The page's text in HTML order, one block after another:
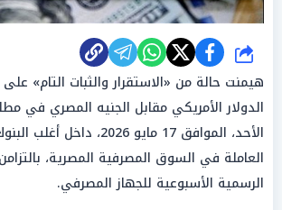
شارك
هيمنت حالة من «الاستقرار والثبات التام»
الدولار الأمريكي مقابل الجنيه المصري في
الأحد، الموافق 17 مايو 2026،
العاملة في السوق المصرفية المصرية،
الرسمية الأسبوعية للجهاز المصرفي.